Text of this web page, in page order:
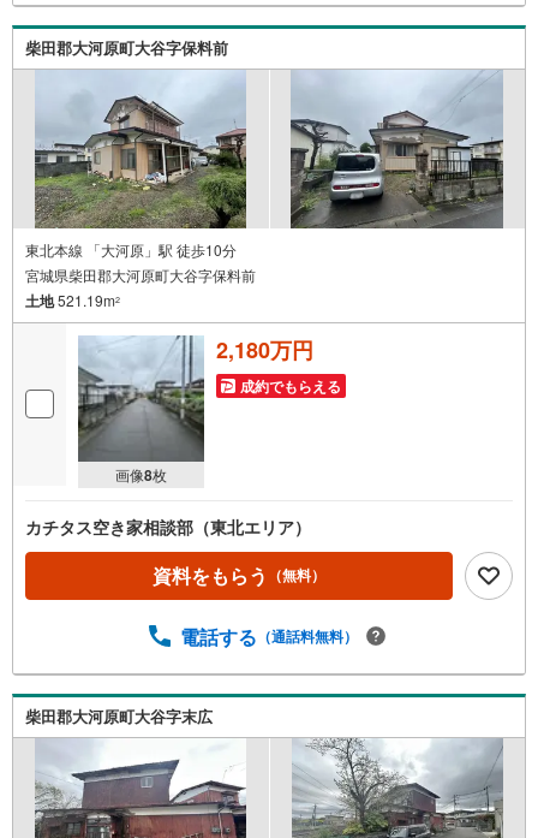
越しください。営業時間:10:00～18:00（定休日:火・水曜
日 ※店舗により変動あり）現地のご案内も可能ですので、
どうぞお気軽にお問い合わせください！
柴田郡大河原町大谷字保料前
東北本線 「大河原」駅 徒歩10分
宮城県柴田郡大河原町大谷字保料前
土地521.19m2
画像8枚
2,180万円
成約でもらえる
カチタス空き家相談部（東北エリア）
資料をもらう （無料）
電話する （通話料無料）
柴田郡大河原町大谷字末広